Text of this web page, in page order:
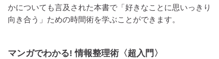
かについても言及された本書で「好きなことに思いっきり
向き合う」ための時間術を学ぶことができます。
マンガでわかる! 情報整理術〈超入門〉